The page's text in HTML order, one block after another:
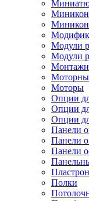
Модули
Модули
Моторы
Опции
Опции
Опции
Панели
Панели
Панели
Полки